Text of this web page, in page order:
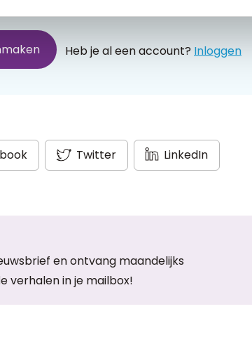
de geschreven blogs en artikelen.
Heb je al een account? Inloggen
Twitter LinkedIn
en ontvang maandelijks
verhalen in je mailbox!